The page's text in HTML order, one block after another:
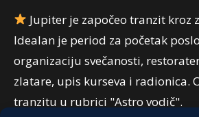
Jupiter je započeo tranzit kroz
Idealan je period za početak
organizaciju svečanosti,
zlatare, upis kurseva i radionica.
tranzitu u rubrici "Astro vodič".